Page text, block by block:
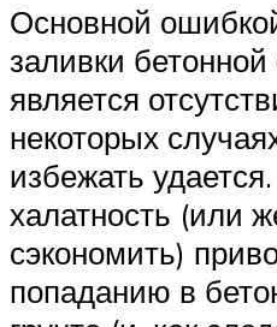
Основной
заливки
является
некоторых
избежать
халатность (или
сэкономить)
попаданию в